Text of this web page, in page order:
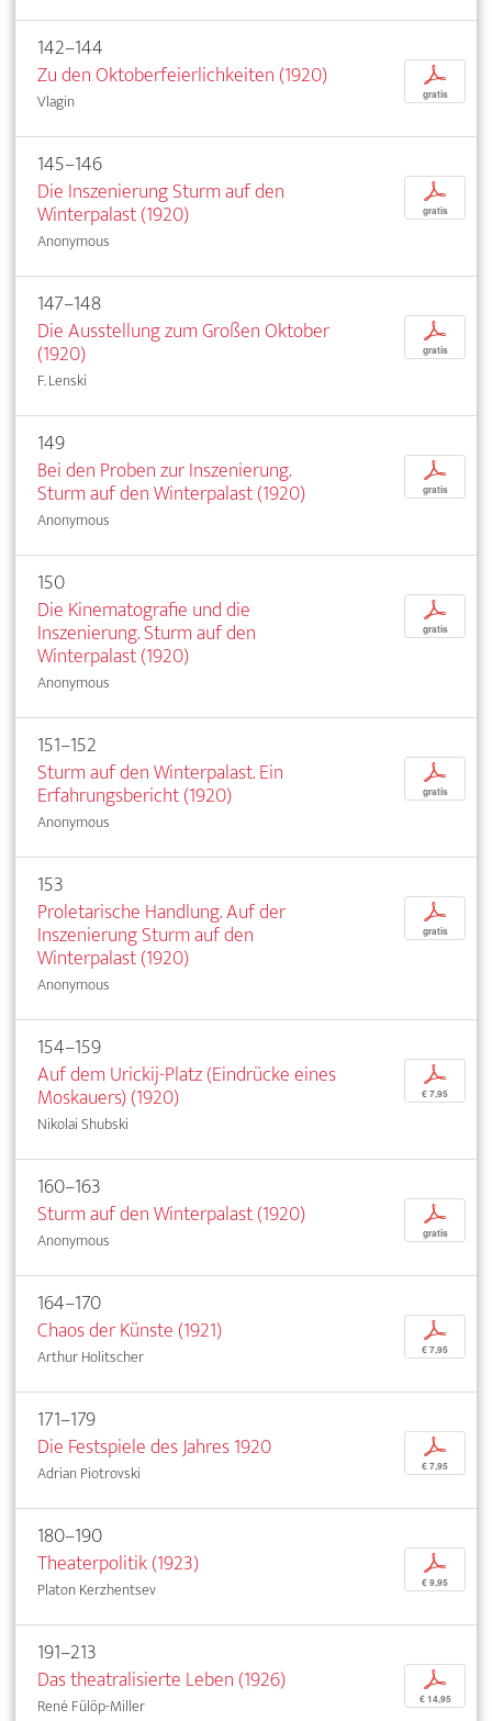
142–144
Zu den Oktoberfeierlichkeiten (1920)
Vlagin
p
gratis
145–146
Die Inszenierung Sturm auf den
Winterpalast (1920)
Anonymous
p
gratis
147–148
Die Ausstellung zum Großen Oktober
(1920)
F. Lenski
p
gratis
149
Bei den Proben zur Inszenierung.
Sturm auf den Winterpalast (1920)
Anonymous
p
gratis
150
Die Kinematografie und die
Inszenierung. Sturm auf den
Winterpalast (1920)
Anonymous
p
gratis
151–152
Sturm auf den Winterpalast. Ein
Erfahrungsbericht (1920)
Anonymous
p
gratis
153
Proletarische Handlung. Auf der
Inszenierung Sturm auf den
Winterpalast (1920)
Anonymous
p
gratis
154–159
Auf dem Urickij-Platz (Eindrücke eines
Moskauers) (1920)
Nikolai Shubski
p
€ 7,95
160–163
Sturm auf den Winterpalast (1920)
Anonymous
p
gratis
164–170
Chaos der Künste (1921)
Arthur Holitscher
p
€ 7,95
171–179
Die Festspiele des Jahres 1920
Adrian Piotrovski
p
€ 7,95
180–190
Theaterpolitik (1923)
Platon Kerzhentsev
p
€ 9,95
191–213
Das theatralisierte Leben (1926)
René Fülöp-Miller
p
€ 14,95